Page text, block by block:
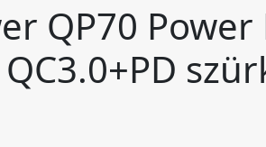
QP70 Power